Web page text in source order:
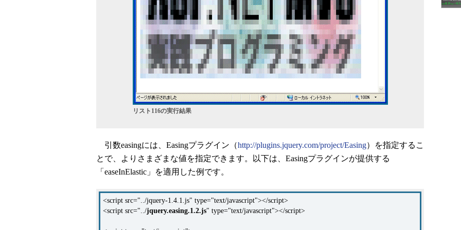
リスト116の実行結果
引数easingには、Easingプラグイン（http://plugins.jquery.com/project/Easing）を指定するこ
とで、よりさまざまな値を指定できます。以下は、Easingプラグインが提供する
「easeInElastic」を適用した例です。
<script src="../jquery-1.4.1.js" type="text/javascript"></script>
<script src="../jquery.easing.1.2.js" type="text/javascript"></script>